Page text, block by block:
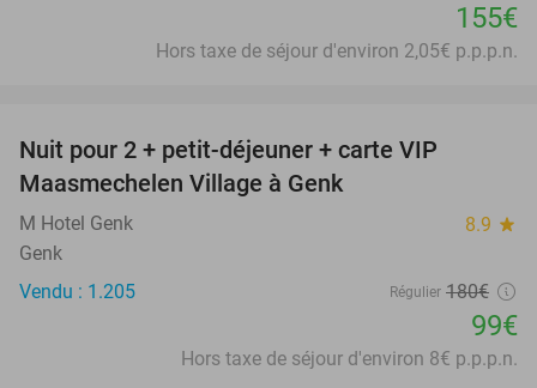
155€
Hors taxe de séjour d'environ 2,05€ p.p.p.n.
Nuit pour 2 + petit-déjeuner + carte VIP
Maasmechelen Village à Genk
M Hotel Genk 8.9 star
Genk
Vendu : 1.205
Régulier 180€
99€
Hors taxe de séjour d'environ 8€ p.p.p.n.